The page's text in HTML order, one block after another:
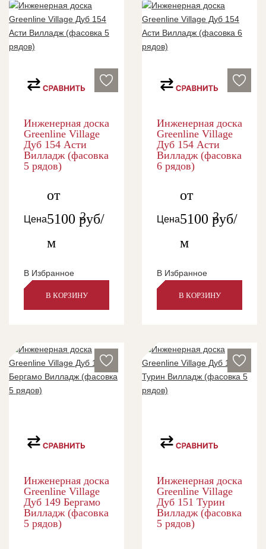
Инженерная доска
Greenline Village
Дуб 154 Асти
Вилладж (фасовка
5 рядов)
Цена
от
5100 руб/
м
2
В Избранное
В КОРЗИНУ
Инженерная доска
Greenline Village
Дуб 154 Асти
Вилладж (фасовка
6 рядов)
Цена
от
5100 руб/
м
2
В Избранное
В КОРЗИНУ
Инженерная доска
Greenline Village
Дуб 149 Бергамо
Вилладж (фасовка
5 рядов)
Инженерная доска
Greenline Village
Дуб 151 Турин
Вилладж (фасовка
5 рядов)